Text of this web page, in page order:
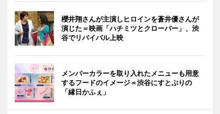
櫻井翔さんが主演しヒロインを蒼井優さんが
演じた＝映画「ハチミツとクローバー」、渋
谷でリバイバル上映
メンバーカラーを取り入れたメニューも用意
するフードのイメージ＝渋谷にすとぷりの
「縁日かふぇ」